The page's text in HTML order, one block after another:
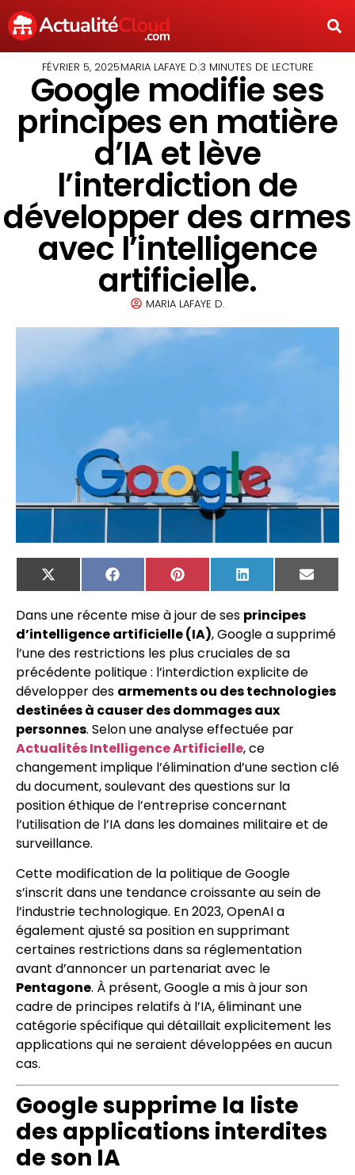
FÉVRIER 5, 2025MARIA LAFAYE D.3 MINUTES DE LECTURE
Google modifie ses
principes en matière
d’IA et lève
l’interdiction de
développer des armes
avec l’intelligence
artificielle.
MARIA LAFAYE D.
X
(Twitter)
FacebookPinterest LinkedIn
Email
Dans une récente mise à jour de ses principes
d’intelligence artificielle (IA), Google a supprimé
l’une des restrictions les plus cruciales de sa
précédente politique : l’interdiction explicite de
développer des armements ou des technologies
destinées à causer des dommages aux
personnes. Selon une analyse effectuée par
Actualités Intelligence Artificielle, ce
changement implique l’élimination d’une section clé
du document, soulevant des questions sur la
position éthique de l’entreprise concernant
l’utilisation de l’IA dans les domaines militaire et de
surveillance.
Cette modification de la politique de Google
s’inscrit dans une tendance croissante au sein de
l’industrie technologique. En 2023, OpenAI a
également ajusté sa position en supprimant
certaines restrictions dans sa réglementation
avant d’annoncer un partenariat avec le
Pentagone. À présent, Google a mis à jour son
cadre de principes relatifs à l’IA, éliminant une
catégorie spécifique qui détaillait explicitement les
applications qui ne seraient développées en aucun
cas.
Google supprime la liste
des applications interdites
de son IA